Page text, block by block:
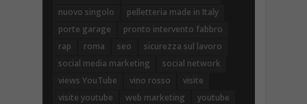
nuovo singolo
pelletteria made in Italy
porte garage
pronto intervento fabbro
rap
roma seo
sicurezza sul lavoro
social media marketing
social network
views YouTube
vino rosso
visite
visite youtube
web marketing
youtube